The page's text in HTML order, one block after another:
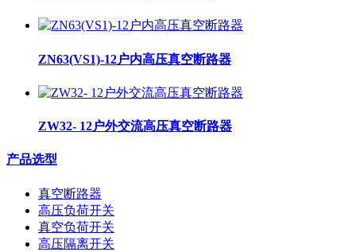
ZN63(VS1)-12户内高压真空断路器
ZW32- 12户外交流高压真空断路器
产品选型
真空断路器
高压负荷开关
真空负荷开关
高压隔离开关